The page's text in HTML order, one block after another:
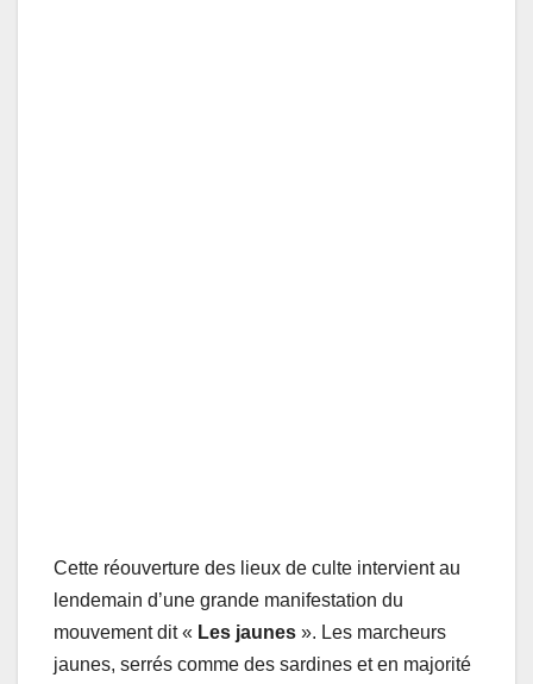
Cette réouverture des lieux de culte intervient au
lendemain d’une grande manifestation du
mouvement dit « Les jaunes ». Les marcheurs
jaunes, serrés comme des sardines et en majorité